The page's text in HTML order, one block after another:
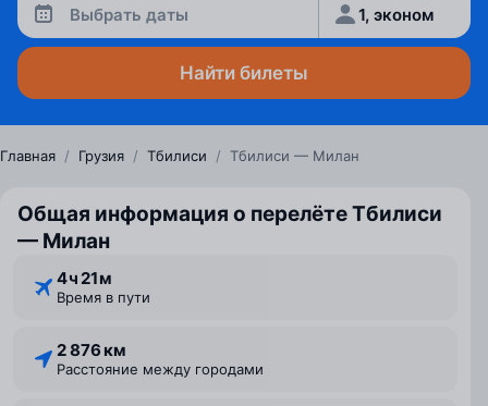
Выбрать даты 1, эконом
Найти билеты
Главная / Грузия / Тбилиси / Тбилиси — Милан
Общая информация о перелёте Тбилиси
— Милан
4 ⁠ч 21 ⁠м
Время в пути
2 876 км
Расстояние между городами